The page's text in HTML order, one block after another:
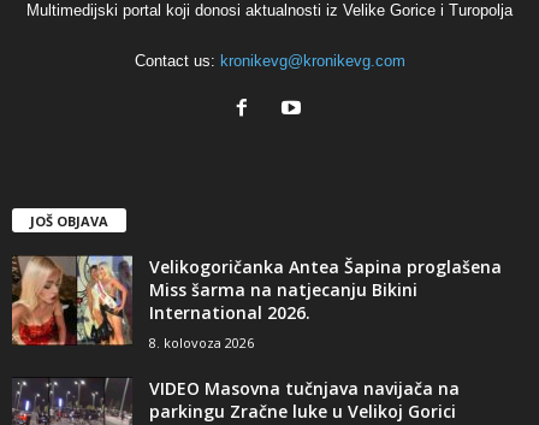
Multimedijski portal koji donosi aktualnosti iz Velike Gorice i Turopolja
Contact us: kronikevg@kronikevg.com
JOŠ OBJAVA
Velikogoričanka Antea Šapina proglašena
Miss šarma na natjecanju Bikini
International 2026.
8. kolovoza 2026
VIDEO Masovna tučnjava navijača na
parkingu Zračne luke u Velikoj Gorici